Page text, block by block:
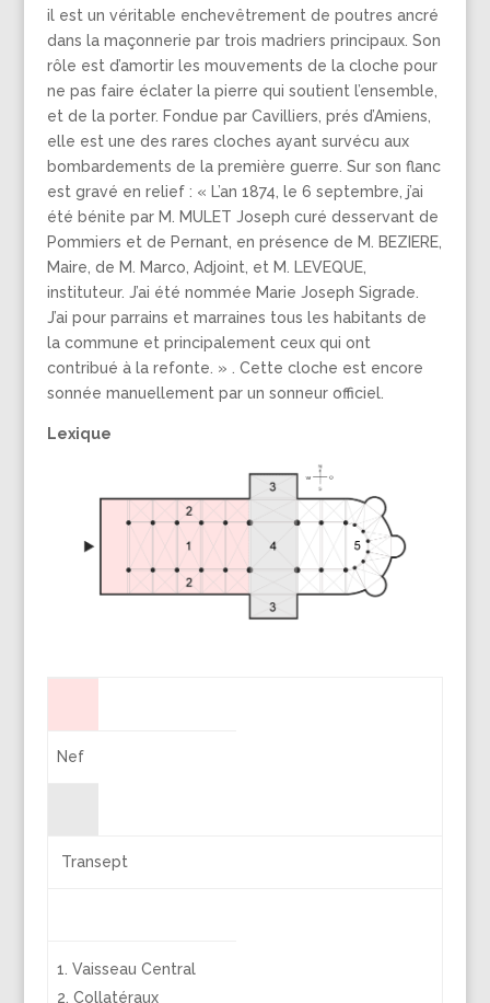
il est un véritable enchevêtrement de poutres ancré
dans la maçonnerie par trois madriers principaux. Son
rôle est d’amortir les mouvements de la cloche pour
ne pas faire éclater la pierre qui soutient l’ensemble,
et de la porter. Fondue par Cavilliers, prés d’Amiens,
elle est une des rares cloches ayant survécu aux
bombardements de la première guerre. Sur son flanc
est gravé en relief : « L’an 1874, le 6 septembre, j’ai
été bénite par M. MULET Joseph curé desservant de
Pommiers et de Pernant, en présence de M. BEZIERE,
Maire, de M. Marco, Adjoint, et M. LEVEQUE,
instituteur. J’ai été nommée Marie Joseph Sigrade.
J’ai pour parrains et marraines tous les habitants de
la commune et principalement ceux qui ont
contribué à la refonte. » . Cette cloche est encore
sonnée manuellement par un sonneur officiel.
Lexique
Nef
Transept
Vaisseau Central
Collatéraux